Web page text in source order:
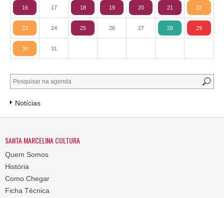
16 17 18 19 20 21 22
23 24 25 26 27 28 29
30 31
Notícias
SANTA MARCELINA CULTURA
Quem Somos
História
Como Chegar
Ficha Técnica